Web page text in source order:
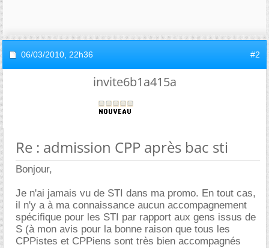
06/03/2010, 22h36 #2
invite6b1a415a
Re : admission CPP après bac sti
Bonjour,
Je n'ai jamais vu de STI dans ma promo. En tout cas,
il n'y a à ma connaissance aucun accompagnement
spécifique pour les STI par rapport aux gens issus de
S (à mon avis pour la bonne raison que tous les
CPPistes et CPPiens sont très bien accompagnés